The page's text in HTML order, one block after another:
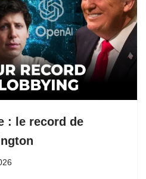
: le record de